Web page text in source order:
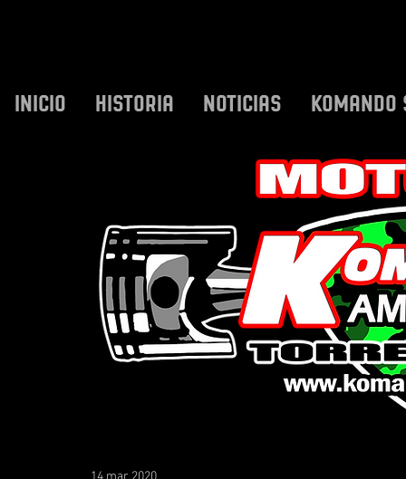
INICIO HISTORIA NOTICIAS KOMANDO